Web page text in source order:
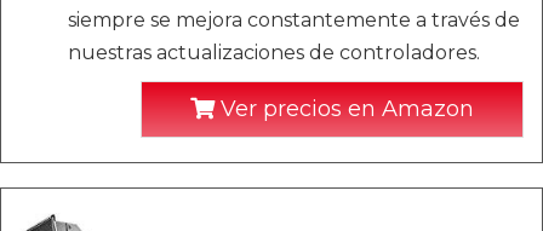
siempre se mejora constantemente a través de
nuestras actualizaciones de controladores.
Ver precios en Amazon